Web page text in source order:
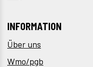
INFORMATION
Über uns
Wmo/pgb